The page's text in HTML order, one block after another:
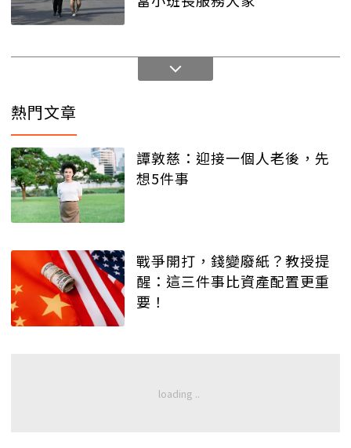
熱門文章
譚敦慈：迎接一個人老後，先
想5件事
戰爭開打，錢變廢紙？教授提
醒：這三件事比資產配置更重
要！